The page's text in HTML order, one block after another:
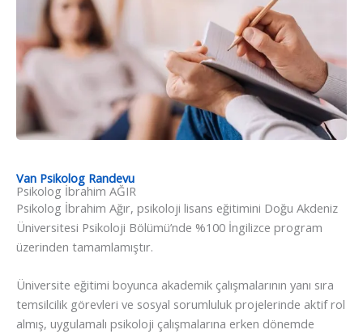
Van Psikolog Randevu
Psikolog İbrahim AĞIR​
Psikolog İbrahim Ağır, psikoloji lisans eğitimini Doğu Akdeniz
Üniversitesi Psikoloji Bölümü’nde %100 İngilizce program
üzerinden tamamlamıştır.
Üniversite eğitimi boyunca akademik çalışmalarının yanı sıra
temsilcilik görevleri ve sosyal sorumluluk projelerinde aktif rol
almış, uygulamalı psikoloji çalışmalarına erken dönemde